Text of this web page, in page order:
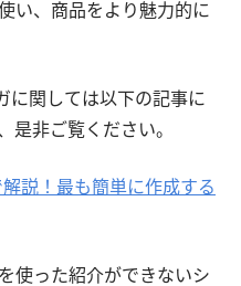
い、商品をより魅力的に
に関しては以下の記事に
是非ご覧ください。
説！最も簡単に作成する
使った紹介ができないシ